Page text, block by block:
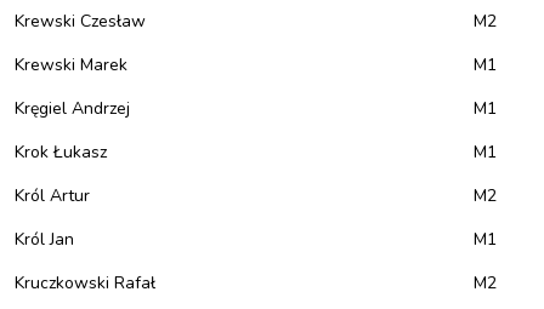
Krewski Czesław
M2
Krewski Marek
M1
Kręgiel Andrzej
M1
Krok Łukasz
M1
Król Artur
M2
Król Jan
M1
Kruczkowski Rafał
M2